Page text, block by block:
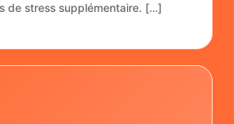
de stress supplémentaire. […]